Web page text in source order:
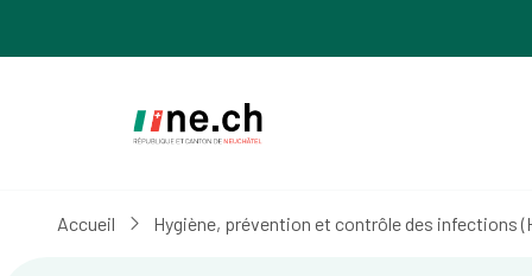
Accueil Hygiène, prévention et contrôle des infections